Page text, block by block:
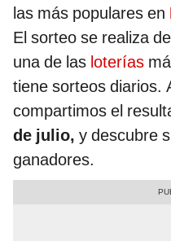
las más populares en
El sorteo se realiza
una de las loterías
tiene sorteos diarios.
compartimos el
de julio, y descubre
ganadores.